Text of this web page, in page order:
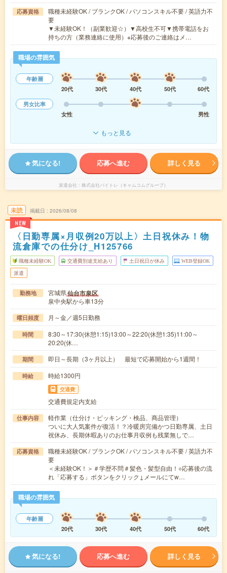
応募資格
職種未経験OK / ブランクOK / パソコンスキル不要 / 英語力不
要
▼未経験OK！（副業歓迎☆）▼高校生不可▼携帯電話をお
持ちの方（業務連絡に使用）※応募後のご連絡はメ…
職場の雰囲気
年齢層
20代
30代 40代 50代
60代
男女比率
女性
男性
もっと見る
気になる! 応募へ進む 詳しく見る
派遣会社 株式会社バイトレ（キャムコムグループ）
未読
NEW
掲載日 2026/08/08
〈日勤専属×月収例20万以上〉土日祝休み！物
流倉庫での仕分け_H125766
職種未経験OK 交通費別途支給あり 土日祝日が休み WEB登録OK
派遣
勤務地 宮城県仙台市泉区
泉中央駅から車13分
曜日頻度 月～金／週5日勤務
時間
8:30～17:30(休憩1:15)13:00～22:20(休憩1:35)11:00～
20:20(休…
期間 即日～長期（3ヶ月以上） 最短で応募開始から1週間！
時給 時給1300円
交通費
交通費規定内支給
仕事内容
軽作業（仕分け・ピッキング・検品、商品管理）
ついに大人気案件が復活！？冷暖房完備かつ日勤専属、土日
祝休み、長期休暇ありのお仕事月収例も残業無しで…
応募資格
職種未経験OK / ブランクOK / パソコンスキル不要 / 英語力不
要
＜未経験OK！＞＃学歴不問＃髪色・髪型自由！○応募後の流
れ「応募する」ボタンをクリック↓メールにてw…
職場の雰囲気
年齢層
20代
30代 40代 50代 60代
気になる! 応募へ進む 詳しく見る